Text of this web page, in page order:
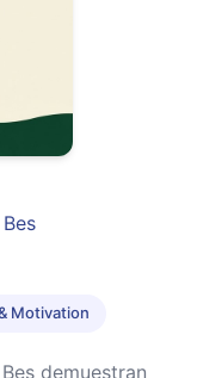
Motivation
demuestran